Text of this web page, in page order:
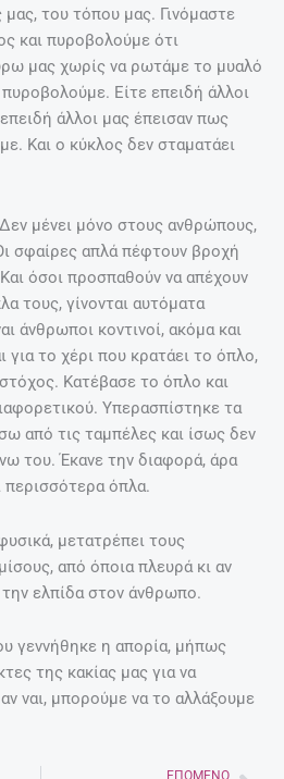
μας, του τόπου μας. Γινόμαστε
και πυροβολούμε ότι
μας χωρίς να ρωτάμε το μυαλό
Είτε επειδή άλλοι
άλλοι μας έπεισαν πως
Και ο κύκλος δεν σταματάει
μένει μόνο στους ανθρώπους,
σφαίρες απλά πέφτουν βροχή
όσοι προσπαθούν να απέχουν
τους, γίνονται αυτόματα
άνθρωποι κοντινοί, ακόμα και
για το χέρι που κρατάει το όπλο,
Κατέβασε το όπλο και
Υπερασπίστηκε τα
από τις ταμπέλες και ίσως δεν
του. Έκανε την διαφορά, άρα
όπλα.
μετατρέπει τους
από όποια πλευρά κι αν
την ελπίδα στον άνθρωπο.
γεννήθηκε η απορία, μήπως
της κακίας μας για να
ναι, μπορούμε να το αλλάξουμε
ΕΠΌΜΕΝΟ